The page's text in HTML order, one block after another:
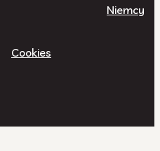
Niemcy
Cookies